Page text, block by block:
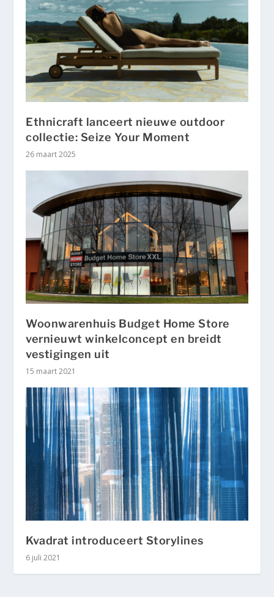
Ethnicraft lanceert nieuwe outdoor
collectie: Seize Your Moment
26 maart 2025
Woonwarenhuis Budget Home Store
vernieuwt winkelconcept en breidt
vestigingen uit
15 maart 2021
Kvadrat introduceert Storylines
6 juli 2021